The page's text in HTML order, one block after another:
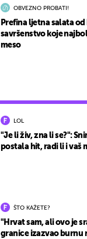
LOL
"Je li živ, zna li se?":
postala hit, radi li i vaš
ŠTO KAŽETE?
"Hrvat sam, ali ovo je
granice izazvao burnu
OBVEZNO PROBATI!
Prefina ljetna salata
savršenstvo koje
meso